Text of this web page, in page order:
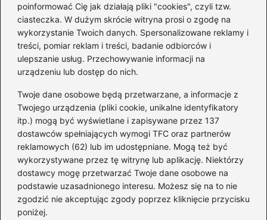
poinformować Cię jak działają pliki "cookies", czyli tzw.
ciasteczka. W dużym skrócie witryna prosi o zgodę na
wykorzystanie Twoich danych. Spersonalizowane reklamy i
treści, pomiar reklam i treści, badanie odbiorców i
ulepszanie usług. Przechowywanie informacji na
urządzeniu lub dostęp do nich.
Twoje dane osobowe będą przetwarzane, a informacje z
Twojego urządzenia (pliki cookie, unikalne identyfikatory
itp.) mogą być wyświetlane i zapisywane przez 137
dostawców spełniających wymogi TFC oraz partnerów
reklamowych (62) lub im udostępniane. Mogą też być
wykorzystywane przez tę witrynę lub aplikację. Niektórzy
dostawcy mogę przetwarzać Twoje dane osobowe na
podstawie uzasadnionego interesu. Możesz się na to nie
zgodzić nie akceptując zgody poprzez kliknięcie przycisku
poniżej.
Łatwy sposób jak skrócić spódnicę z
półkoła w domu
Kategorie
Akcesoria(29)
Buty(221)
Dodatki(59)
Dziecko(100)
Kobieta(39)
Moda(109)
Styl(2)